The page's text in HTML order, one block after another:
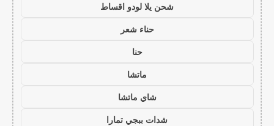
شحن يلا لودو اقساط
حناء شعر
حنا
ماتشا
شاي ماتشا
شدات ببجي تمارا